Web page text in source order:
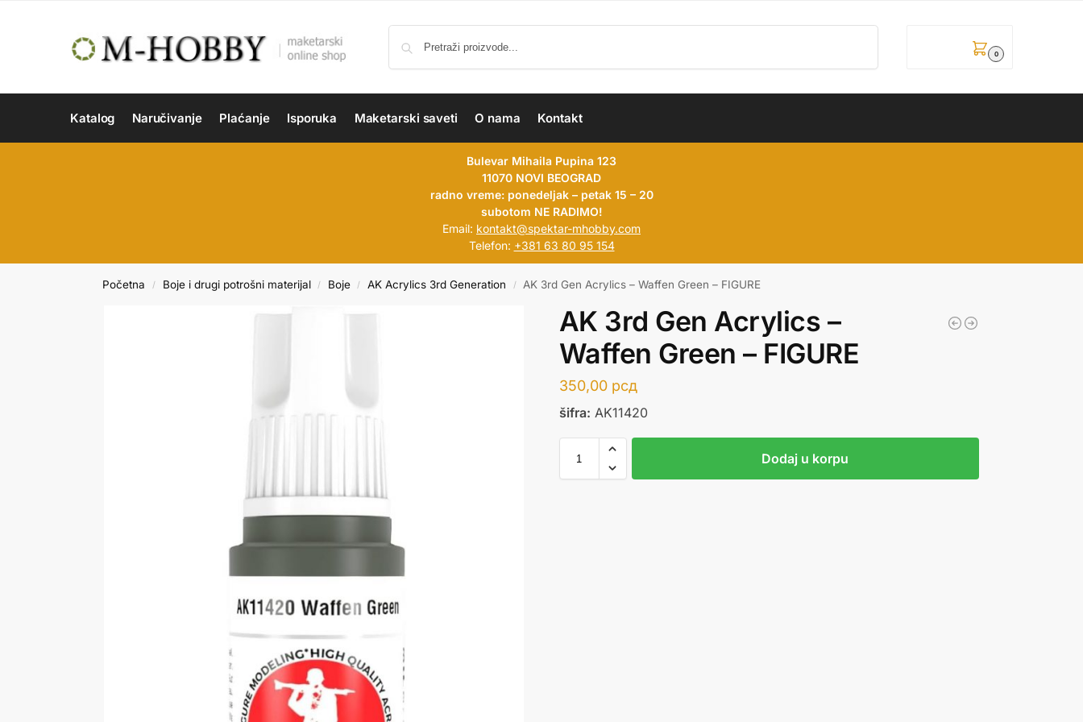
0
Katalog Naručivanje Plaćanje Isporuka Maketarski saveti O nama Kontakt
Bulevar Mihaila Pupina 123
11070 NOVI BEOGRAD
radno vreme: ponedeljak – petak 15 – 20
subotom NE RADIMO!
Email: kontakt@spektar-mhobby.com
Telefon: +381 63 80 95 154
Početna / Boje i drugi potrošni materijal / Boje / AK Acrylics 3rd Generation / AK 3rd Gen Acrylics – Waffen Green – FIGURE
AK 3rd Gen Acrylics –
Waffen Green – FIGURE
350,00 рсд
šifra: AK11420
Dodaj u korpu